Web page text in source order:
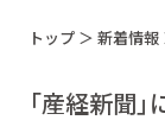
トップ ＞ 新着情報
「産経新聞